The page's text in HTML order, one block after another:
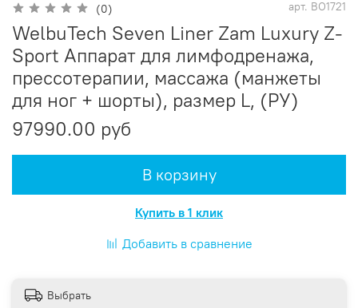
(0) арт. BO1721
WelbuTech Seven Liner Zam Luxury Z-
Sport Аппарат для лимфодренажа,
прессотерапии, массажа (манжеты
для ног + шорты), размер L, (РУ)
97990.00 руб
В корзину
Купить в 1 клик
Добавить в сравнение
Выбрать